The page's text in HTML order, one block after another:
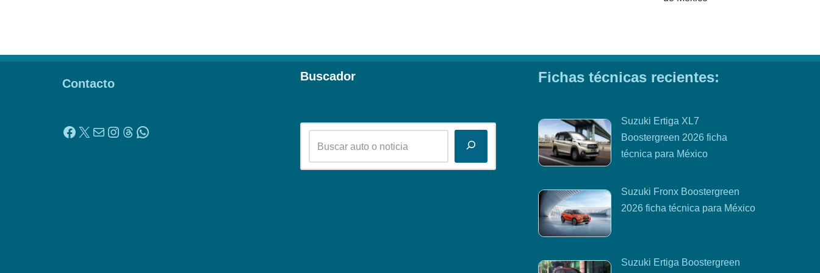
Contacto
Buscador Fichas técnicas recientes:
Suzuki Ertiga XL7
Boostergreen 2026 ficha
técnica para México
Suzuki Fronx Boostergreen
2026 ficha técnica para México
Suzuki Ertiga Boostergreen